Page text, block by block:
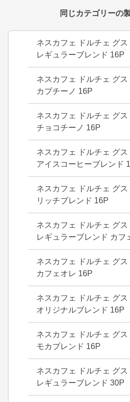
同じカテゴリーの
ネスカフェ ドルチェ グ
レギュラーブレンド 16P
ネスカフェ ドルチェ グ
カプチーノ 16P
ネスカフェ ドルチェ グ
チョコチーノ 16P
ネスカフェ ドルチェ グ
アイスコーヒーブレンド
ネスカフェ ドルチェ グ
リッチブレンド 16P
ネスカフェ ドルチェ グ
レギュラーブレンド カフ
ネスカフェ ドルチェ グ
カフェオレ 16P
ネスカフェ ドルチェ グ
オリジナルブレンド 16P
ネスカフェ ドルチェ グ
モカブレンド 16P
ネスカフェ ドルチェ グ
レギュラーブレンド 30P